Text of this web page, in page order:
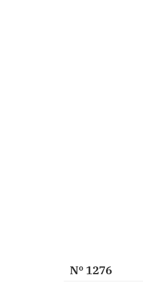
Nº 1276